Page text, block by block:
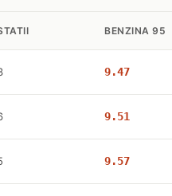
BENZINA 95
9.47
9.51
9.57